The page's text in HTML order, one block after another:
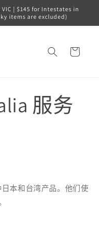
| $145 for Intestates in
items are excluded)
物
服务
本和台湾产品。他们使